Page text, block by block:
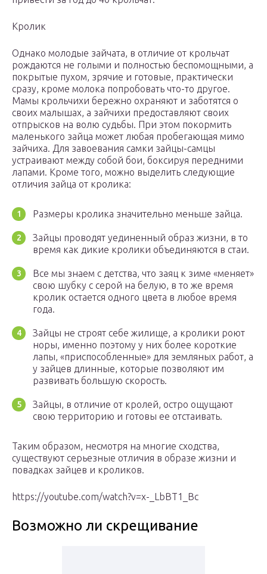
Кролик
Однако молодые зайчата, в отличие от крольчат
рождаются не голыми и полностью беспомощными, а
покрытые пухом, зрячие и готовые, практически
сразу, кроме молока попробовать что-то другое.
Мамы крольчихи бережно охраняют и заботятся о
своих малышах, а зайчихи предоставляют своих
отпрысков на волю судьбы. При этом покормить
маленького зайца может любая пробегающая мимо
зайчиха. Для завоевания самки зайцы-самцы
устраивают между собой бои, боксируя передними
лапами. Кроме того, можно выделить следующие
отличия зайца от кролика:
Размеры кролика значительно меньше зайца.
Зайцы проводят уединенный образ жизни, в то
время как дикие кролики объединяются в стаи.
Все мы знаем с детства, что заяц к зиме «меняет»
свою шубку с серой на белую, в то же время
кролик остается одного цвета в любое время
года.
Зайцы не строят себе жилище, а кролики роют
норы, именно поэтому у них более короткие
лапы, «приспособленные» для земляных работ, а
у зайцев длинные, которые позволяют им
развивать большую скорость.
Зайцы, в отличие от кролей, остро ощущают
свою территорию и готовы ее отстаивать.
Таким образом, несмотря на многие сходства,
существуют серьезные отличия в образе жизни и
повадках зайцев и кроликов.
https://youtube.com/watch?v=x-_LbBT1_Bc
Возможно ли скрещивание